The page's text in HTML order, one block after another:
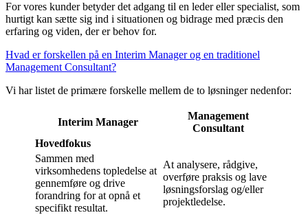
For vores kunder betyder det adgang til en leder eller specialist, som
hurtigt kan sætte sig ind i situationen og bidrage med præcis den
erfaring og viden, der er behov for.
Hvad er forskellen på en Interim Manager og en traditionel
Management Consultant?
Vi har listet de primære forskelle mellem de to løsninger nedenfor:
Interim Manager
Management
Consultant
Hovedfokus
Sammen med
virksomhedens topledelse at
gennemføre og drive
forandring for at opnå et
specifikt resultat.
At analysere, rådgive,
overføre praksis og lave
løsningsforslag og/eller
projektledelse.